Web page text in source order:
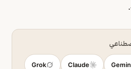
Claude
Grok